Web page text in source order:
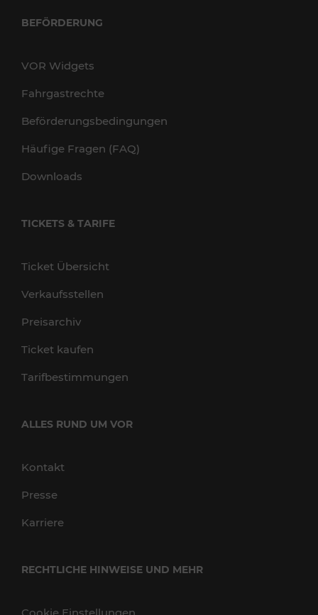
BEFÖRDERUNG
VOR Widgets
Fahrgastrechte
Beförderungsbedingungen
Häufige Fragen (FAQ)
Downloads
TICKETS & TARIFE
Ticket Übersicht
Verkaufsstellen
Preisarchiv
Ticket kaufen
Tarifbestimmungen
ALLES RUND UM VOR
Kontakt
Presse
Karriere
RECHTLICHE HINWEISE UND MEHR